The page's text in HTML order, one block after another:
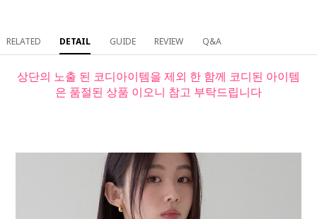
RELATED DETAIL GUIDE REVIEW Q&A
상단의 노출 된 코디아이템을 제외 한 함께 코디된 아이템
은 품절된 상품 이오니 참고 부탁드립니다